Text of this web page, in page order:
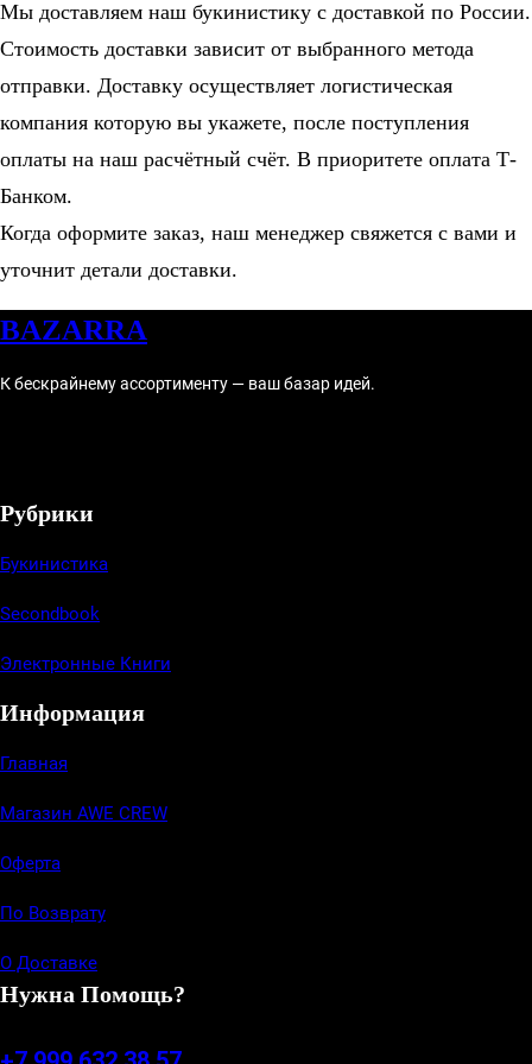
Мы доставляем наш букинистику с доставкой по России.
Стоимость доставки зависит от выбранного метода
отправки. Доставку осуществляет логистическая
компания которую вы укажете, после поступления
оплаты на наш расчётный счёт. В приоритете оплата Т-
Банком.
Когда оформите заказ, наш менеджер свяжется с вами и
уточнит детали доставки.
BAZARRA
К бескрайнему ассортименту — ваш базар идей.
Рубрики
Букинистика
Secondbook
Электронные Книги
Информация
Главная
Магазин AWE CREW
Оферта
По Возврату
О Доставке
Нужна Помощь?